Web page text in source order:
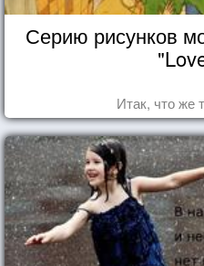
Серию рисунков
Итак, что же